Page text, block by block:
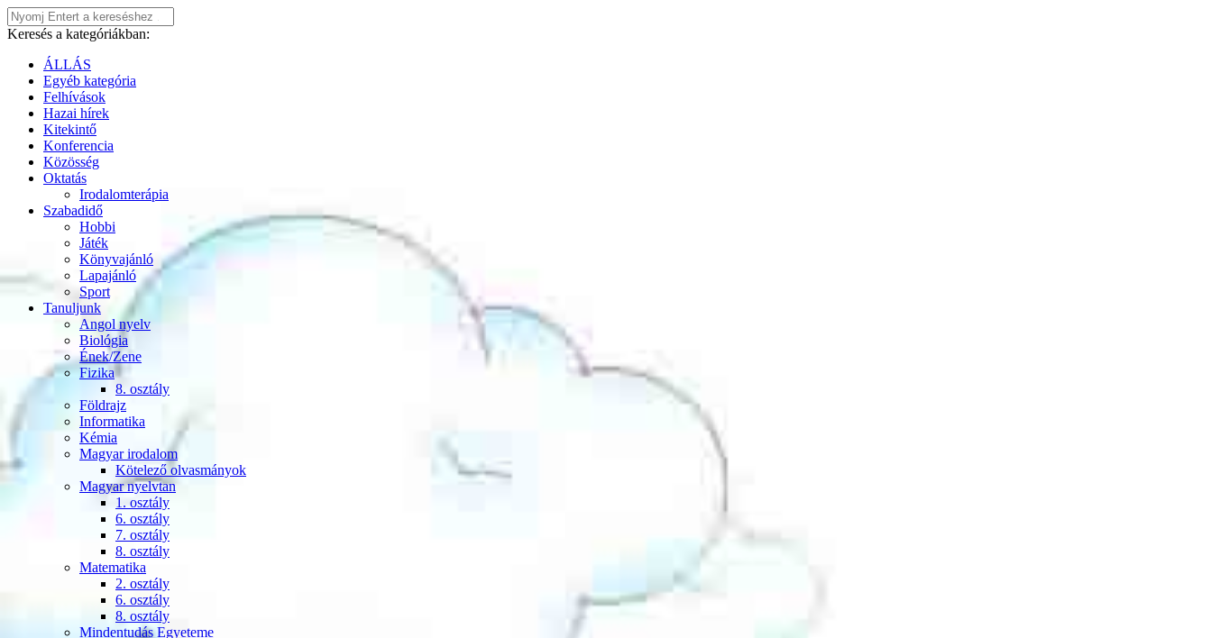
Keresés a kategóriákban:
ÁLLÁS
Egyéb kategória
Felhívások
Hazai hírek
Kitekintő
Konferencia
Közösség
Oktatás
Irodalomterápia
Szabadidő
Hobbi
Játék
Könyvajánló
Lapajánló
Sport
Tanuljunk
Angol nyelv
Biológia
Ének/Zene
Fizika
8. osztály
Földrajz
Informatika
Kémia
Magyar irodalom
Kötelező olvasmányok
Magyar nyelvtan
1. osztály
6. osztály
7. osztály
8. osztály
Matematika
2. osztály
6. osztály
8. osztály
Mindentudás Egyeteme